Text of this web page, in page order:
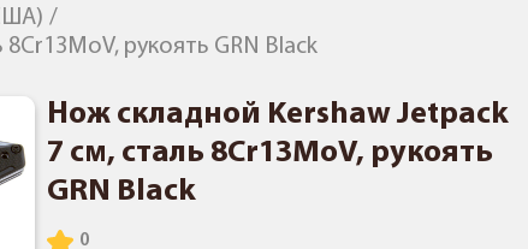
рукоять GRN Black
Нож складной Kershaw Jetpack
7 см, сталь 8Cr13MoV, рукоять
GRN Black